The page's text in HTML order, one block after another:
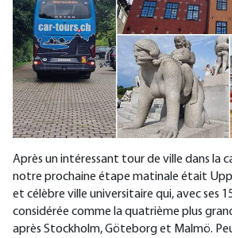
Après un intéressant tour de ville dans la
notre prochaine étape matinale était
et célèbre ville universitaire qui, avec ses
considérée comme la quatrième plus
après Stockholm, Göteborg et Malmö.